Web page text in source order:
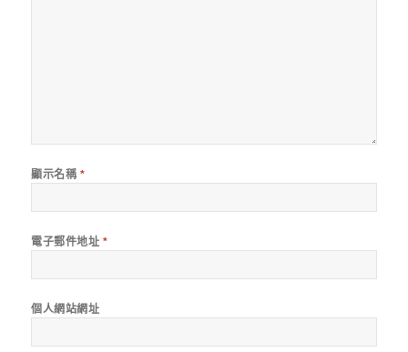
顯示名稱 *
電子郵件地址 *
個人網站網址